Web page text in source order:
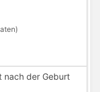
nach der Geburt